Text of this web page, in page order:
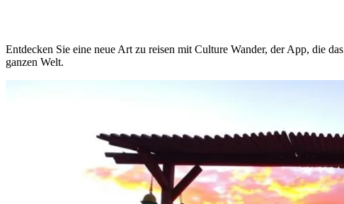
Entdecken Sie eine neue Art zu reisen mit Culture Wander, der App, die das
ganzen Welt.